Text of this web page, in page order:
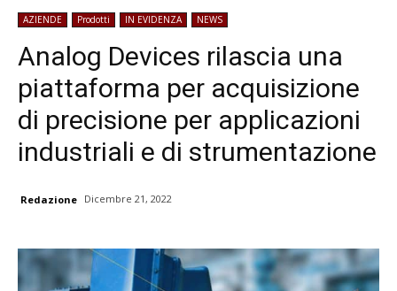
AZIENDE Prodotti IN EVIDENZA NEWS
Analog Devices rilascia una
piattaforma per acquisizione
di precisione per applicazioni
industriali e di strumentazione
Redazione Dicembre 21, 2022